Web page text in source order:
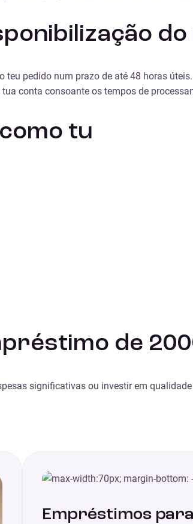
pedido num prazo de até 48 horas
conta consoante os tempos de
tu
de
significativas ou investir em
Empréstimos